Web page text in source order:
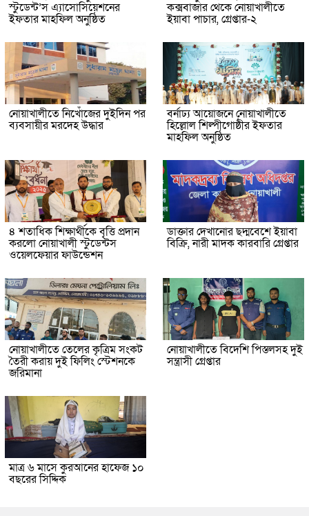
স্টুডেন্ট’স এ্যাসোসিয়েশনের
ইফতার মাহফিল অনুষ্ঠিত
কক্সবাজার থেকে নোয়াখালীতে
ইয়াবা পাচার, গ্রেপ্তার-২
নোয়াখালীতে নিখোঁজের দুইদিন পর
ব্যবসায়ীর মরদেহ উদ্ধার
বর্নাঢ্য আয়োজনে নোয়াখালীতে
হিল্লোল শিল্পীগোষ্ঠীর ইফতার
মাহফিল অনুষ্ঠিত
৪ শতাধিক শিক্ষার্থীকে বৃত্তি প্রদান
করলো নোয়াখালী স্টুডেন্টস
ওয়েলফেয়ার ফাউন্ডেশন
ডাক্তার দেখানোর ছদ্মবেশে ইয়াবা
বিক্রি, নারী মাদক কারবারি গ্রেপ্তার
নোয়াখালীতে তেলের কৃত্রিম সংকট
তৈরী করায় দুই ফিলিং স্টেশনকে
জরিমানা
নোয়াখালীতে বিদেশি পিস্তলসহ দুই
সন্ত্রাসী গ্রেপ্তার
মাত্র ৬ মাসে কুরআনের হাফেজ ১০
বছরের সিদ্দিক